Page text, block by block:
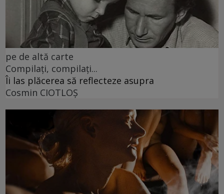
pe de altă carte
Compilați, compilați...
Îi las plăcerea să reflecteze asupra
Cosmin CIOTLOŞ